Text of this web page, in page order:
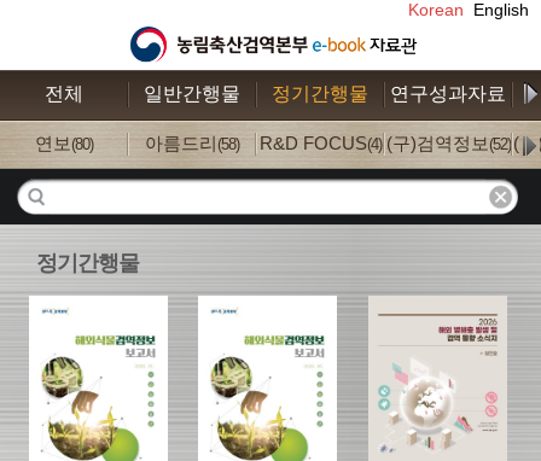
Korean English
전체 일반간행물 정기간행물 연구성과자료
연보(80) 아름드리(58) R&D FOCUS(4) (구)검역정보 (52) (
정기간행물